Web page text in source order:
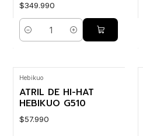
$349.990
Cantidad
Hebikuo
ATRIL DE HI-HAT
HEBIKUO G510
$57.990